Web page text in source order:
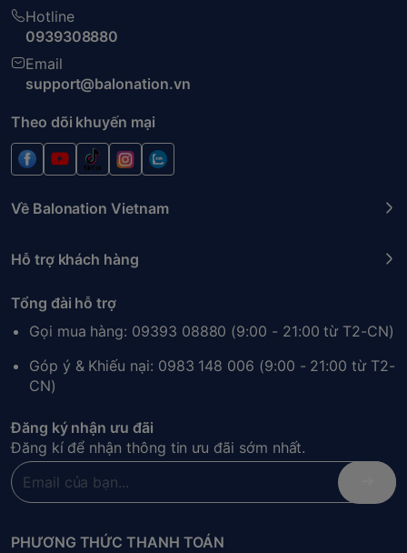
Hotline
0939308880
Email
support@balonation.vn
Theo dõi khuyến mại
Về Balonation Vietnam
Hỗ trợ khách hàng
Tổng đài hỗ trợ
Gọi mua hàng: 09393 08880 (9:00 - 21:00 từ T2-CN)
Góp ý & Khiếu nại: 0983 148 006 (9:00 - 21:00 từ T2-
CN)
Đăng ký nhận ưu đãi
Đăng kí để nhận thông tin ưu đãi sớm nhất.
PHƯƠNG THỨC THANH TOÁN